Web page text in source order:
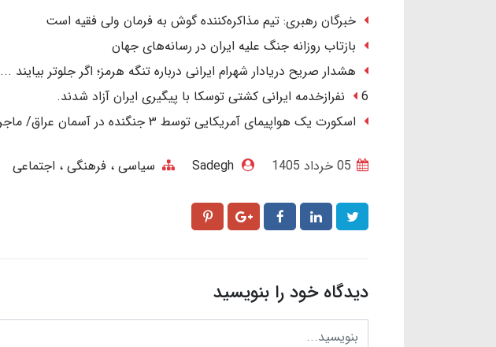
خبرگان رهبری: تیم مذاکره‌کننده گوش به فرمان ولی فقیه است
بازتاب روزانه جنگ علیه ایران در رسانه‌های جهان
هشدار صریح دریادار شهرام ایرانی درباره تنگه هرمز؛ اگر جلوتر بیایند ...
6 نفرازخدمه ایرانی کشتی توسکا با پیگیری ایران آزاد شدند.
اسکورت یک هواپیمای آمریکایی توسط ۳ جنگنده در آسمان عراق/ ماجرا چیست؟
Sadegh سیاسی ، فرهنگی ، اجتماعی
دیدگاه خود را بنویسید